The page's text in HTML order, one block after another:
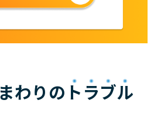
わりの トラブル